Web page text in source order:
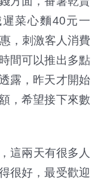
菜心麵40元一
，刺激客人消費
間可以推出多點
露，昨天才開始
，希望接下來數
這兩天有很多人
很好，最受歡迎